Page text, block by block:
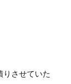
りさせていた